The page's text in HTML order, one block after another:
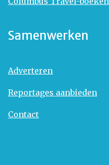
Samenwerken
Adverteren
Reportages aanbieden
Contact